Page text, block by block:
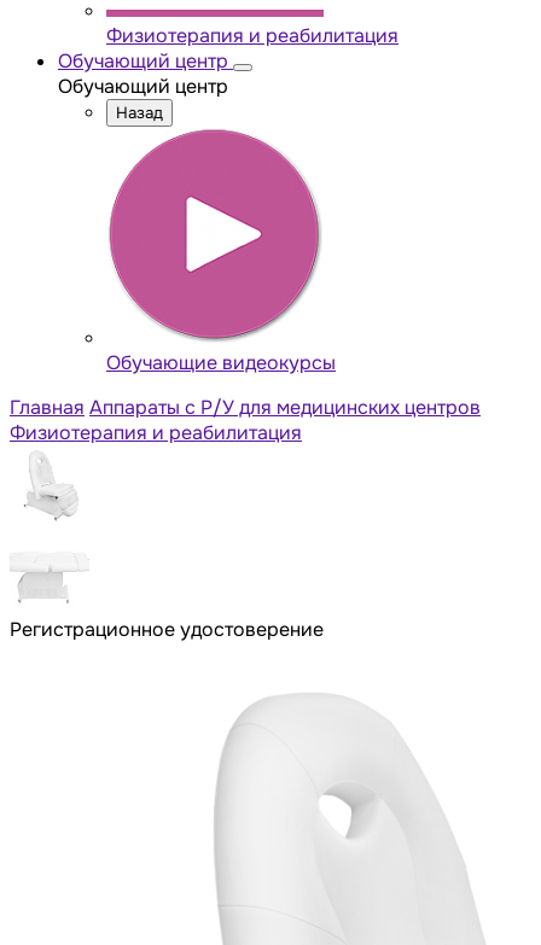
Физиотерапия и реабилитация
Обучающий центр
Обучающий центр
Назад
Обучающие видеокурсы
Главная Аппараты с Р/У для медицинских центров
Физиотерапия и реабилитация
Регистрационное удостоверение